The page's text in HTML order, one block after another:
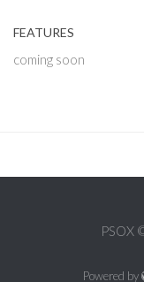
FEATURES
coming soon
PSOX
Powered by